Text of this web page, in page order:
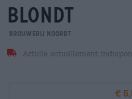
blondt
Brouwerij Noordt
Article actuellement
€